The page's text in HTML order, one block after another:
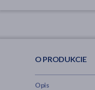
O PRODUKCIE
Opis